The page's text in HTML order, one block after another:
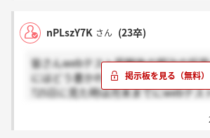
nPLszY7K さん (23卒)
皆さんwebテスト受験後の明治の採
にはどう書かれていますか？
?25日に見た時は月末までにwebテス
webテストを24日までに受けてくだ